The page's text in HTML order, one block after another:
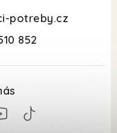
potreby.cz
852